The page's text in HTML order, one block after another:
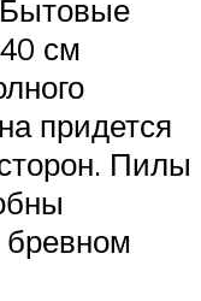
см
придется
Пилы
бревном